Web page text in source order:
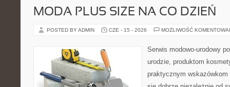
MODA PLUS SIZE NA CO DZIEŃ
POSTED BY ADMIN CZE - 15 - 2026 MOŻLIWOŚĆ
Serwis modowo-urodowy
urodzie, produktom
praktycznym